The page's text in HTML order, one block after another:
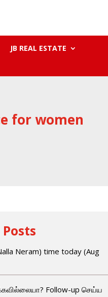
JB REAL ESTATE
for women
Neram) time today (Aug
Follow-up செய்ய